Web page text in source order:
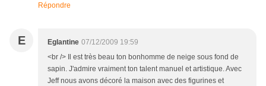
Répondre
E Eglantine 07/12/2009 19:59
<br /> Il est très beau ton bonhomme de neige sous fond de
sapin. J'admire vraiment ton talent manuel et artistique. Avec
Jeff nous avons décoré la maison avec des figurines et